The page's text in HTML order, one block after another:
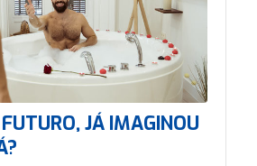
JÁ IMAGINOU